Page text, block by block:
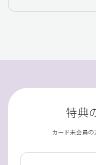
特典
カード未会員